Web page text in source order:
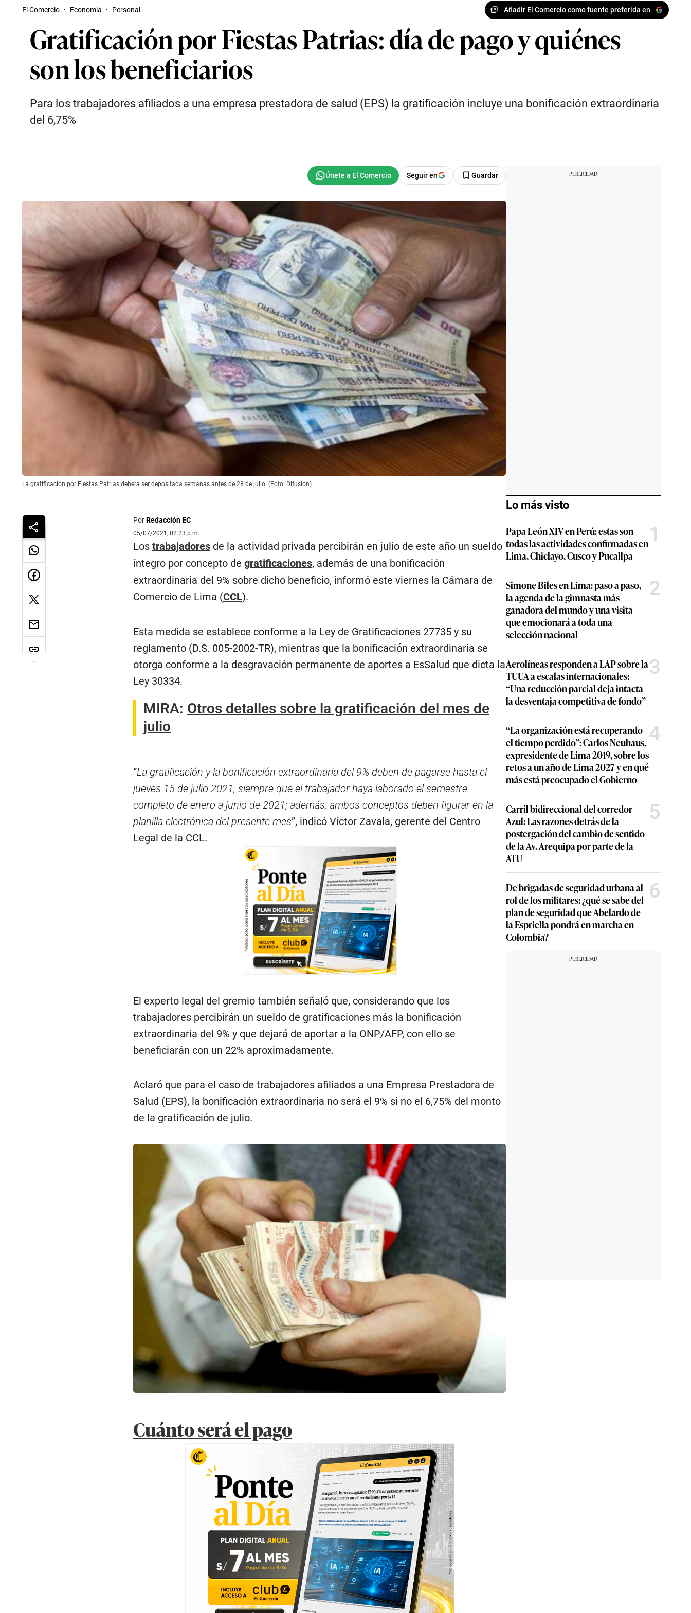
El Comercio · Economia · Personal Añadir El Comercio como fuente preferida en
Gratificación por Fiestas Patrias: día de pago y quiénes
son los beneficiarios
Para los trabajadores afiliados a una empresa prestadora de salud (EPS) la gratificación incluye una bonificación extraordinaria
del 6,75%
Seguir en Guardar
La gratificación por Fiestas Patrias deberá ser depositada semanas antes de 28 de julio. (Foto: Difusión)
PorRedacción EC
05/07/2021, 02:23 p.m.
Los trabajadoresde la actividad privada percibirán en julio de este año un sueldo
íntegro por concepto de gratificaciones, además de una bonificación
extraordinaria del 9% sobre dicho beneficio, informó este viernes la Cámara de
Comercio de Lima (CCL).
Esta medida se establece conforme a la Ley de Gratificaciones 27735 y su
reglamento (D.S. 005-2002-TR), mientras que la bonificación extraordinaria se
otorga conforme a la desgravación permanente de aportes a EsSalud que dicta la
Ley 30334.
MIRA: Otros detalles sobre la gratificación del mes de
julio
“La gratificación y la bonificación extraordinaria del 9% deben de pagarse hasta el
jueves 15 de julio 2021, siempre que el trabajador haya laborado el semestre
completo de enero a junio de 2021; además, ambos conceptos deben figurar en la
planilla electrónica del presente mes”, indicó Víctor Zavala, gerente del Centro
Legal de la CCL.
El experto legal del gremio también señaló que, considerando que los
trabajadores percibirán un sueldo de gratificaciones más la bonificación
extraordinaria del 9% y que dejará de aportar a la ONP/AFP, con ello se
beneficiarán con un 22% aproximadamente.
Aclaró que para el caso de trabajadores afiliados a una Empresa Prestadora de
Salud (EPS), la bonificación extraordinaria no será el 9% si no el 6,75% del monto
de la gratificación de julio.
Cuánto será el pago
Lo más visto
Papa León XIV en Perú: estas son
todas las actividades confirmadas en
Lima, Chiclayo, Cusco y Pucallpa
1
Simone Biles en Lima: paso a paso,
la agenda de la gimnasta más
ganadora del mundo y una visita
que emocionará a toda una
selección nacional
2
Aerolíneas responden a LAP sobre la
TUUA a escalas internacionales:
“Una reducción parcial deja intacta
la desventaja competitiva de fondo”
3
“La organización está recuperando
el tiempo perdido”: Carlos Neuhaus,
expresidente de Lima 2019, sobre los
retos a un año de Lima 2027 y en qué
más está preocupado el Gobierno
4
Carril bidireccional del corredor
Azul: Las razones detrás de la
postergación del cambio de sentido
de la Av. Arequipa por parte de la
ATU
5
De brigadas de seguridad urbana al
rol de los militares: ¿qué se sabe del
plan de seguridad que Abelardo de
la Espriella pondrá en marcha en
Colombia?
6